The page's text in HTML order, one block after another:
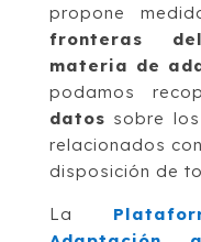
propone
fronteras
materia de
podamos
datos sobre
relacionados
disposición de
La